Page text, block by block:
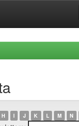
H I J K L M N